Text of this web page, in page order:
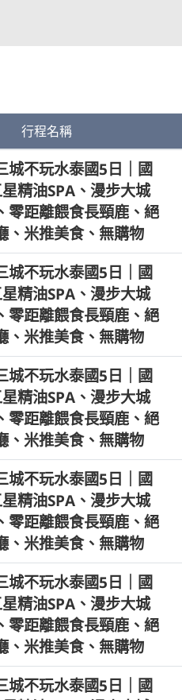
行程名稱
城不玩水泰國5日｜國
精油SPA、漫步大城
零距離餵食長頸鹿、絕
、米推美食、無購物
城不玩水泰國5日｜國
精油SPA、漫步大城
零距離餵食長頸鹿、絕
、米推美食、無購物
城不玩水泰國5日｜國
精油SPA、漫步大城
零距離餵食長頸鹿、絕
、米推美食、無購物
城不玩水泰國5日｜國
精油SPA、漫步大城
零距離餵食長頸鹿、絕
、米推美食、無購物
城不玩水泰國5日｜國
精油SPA、漫步大城
零距離餵食長頸鹿、絕
、米推美食、無購物
城不玩水泰國5日｜國